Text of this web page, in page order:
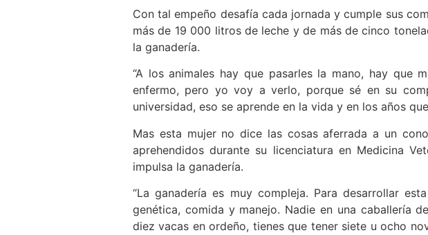
Con tal empeño desafía cada jornada y cumple sus
más de 19 000 litros de leche y de más de cinco
la ganadería.
“A los animales hay que pasarles la mano, hay
enfermo, pero yo voy a verlo, porque sé en su
universidad, eso se aprende en la vida y en los años
Mas esta mujer no dice las cosas aferrada a un
aprehendidos durante su licenciatura en Medicina
impulsa la ganadería.
“La ganadería es muy compleja. Para desarrollar
genética, comida y manejo. Nadie en una caballería
diez vacas en ordeño, tienes que tener siete u ocho